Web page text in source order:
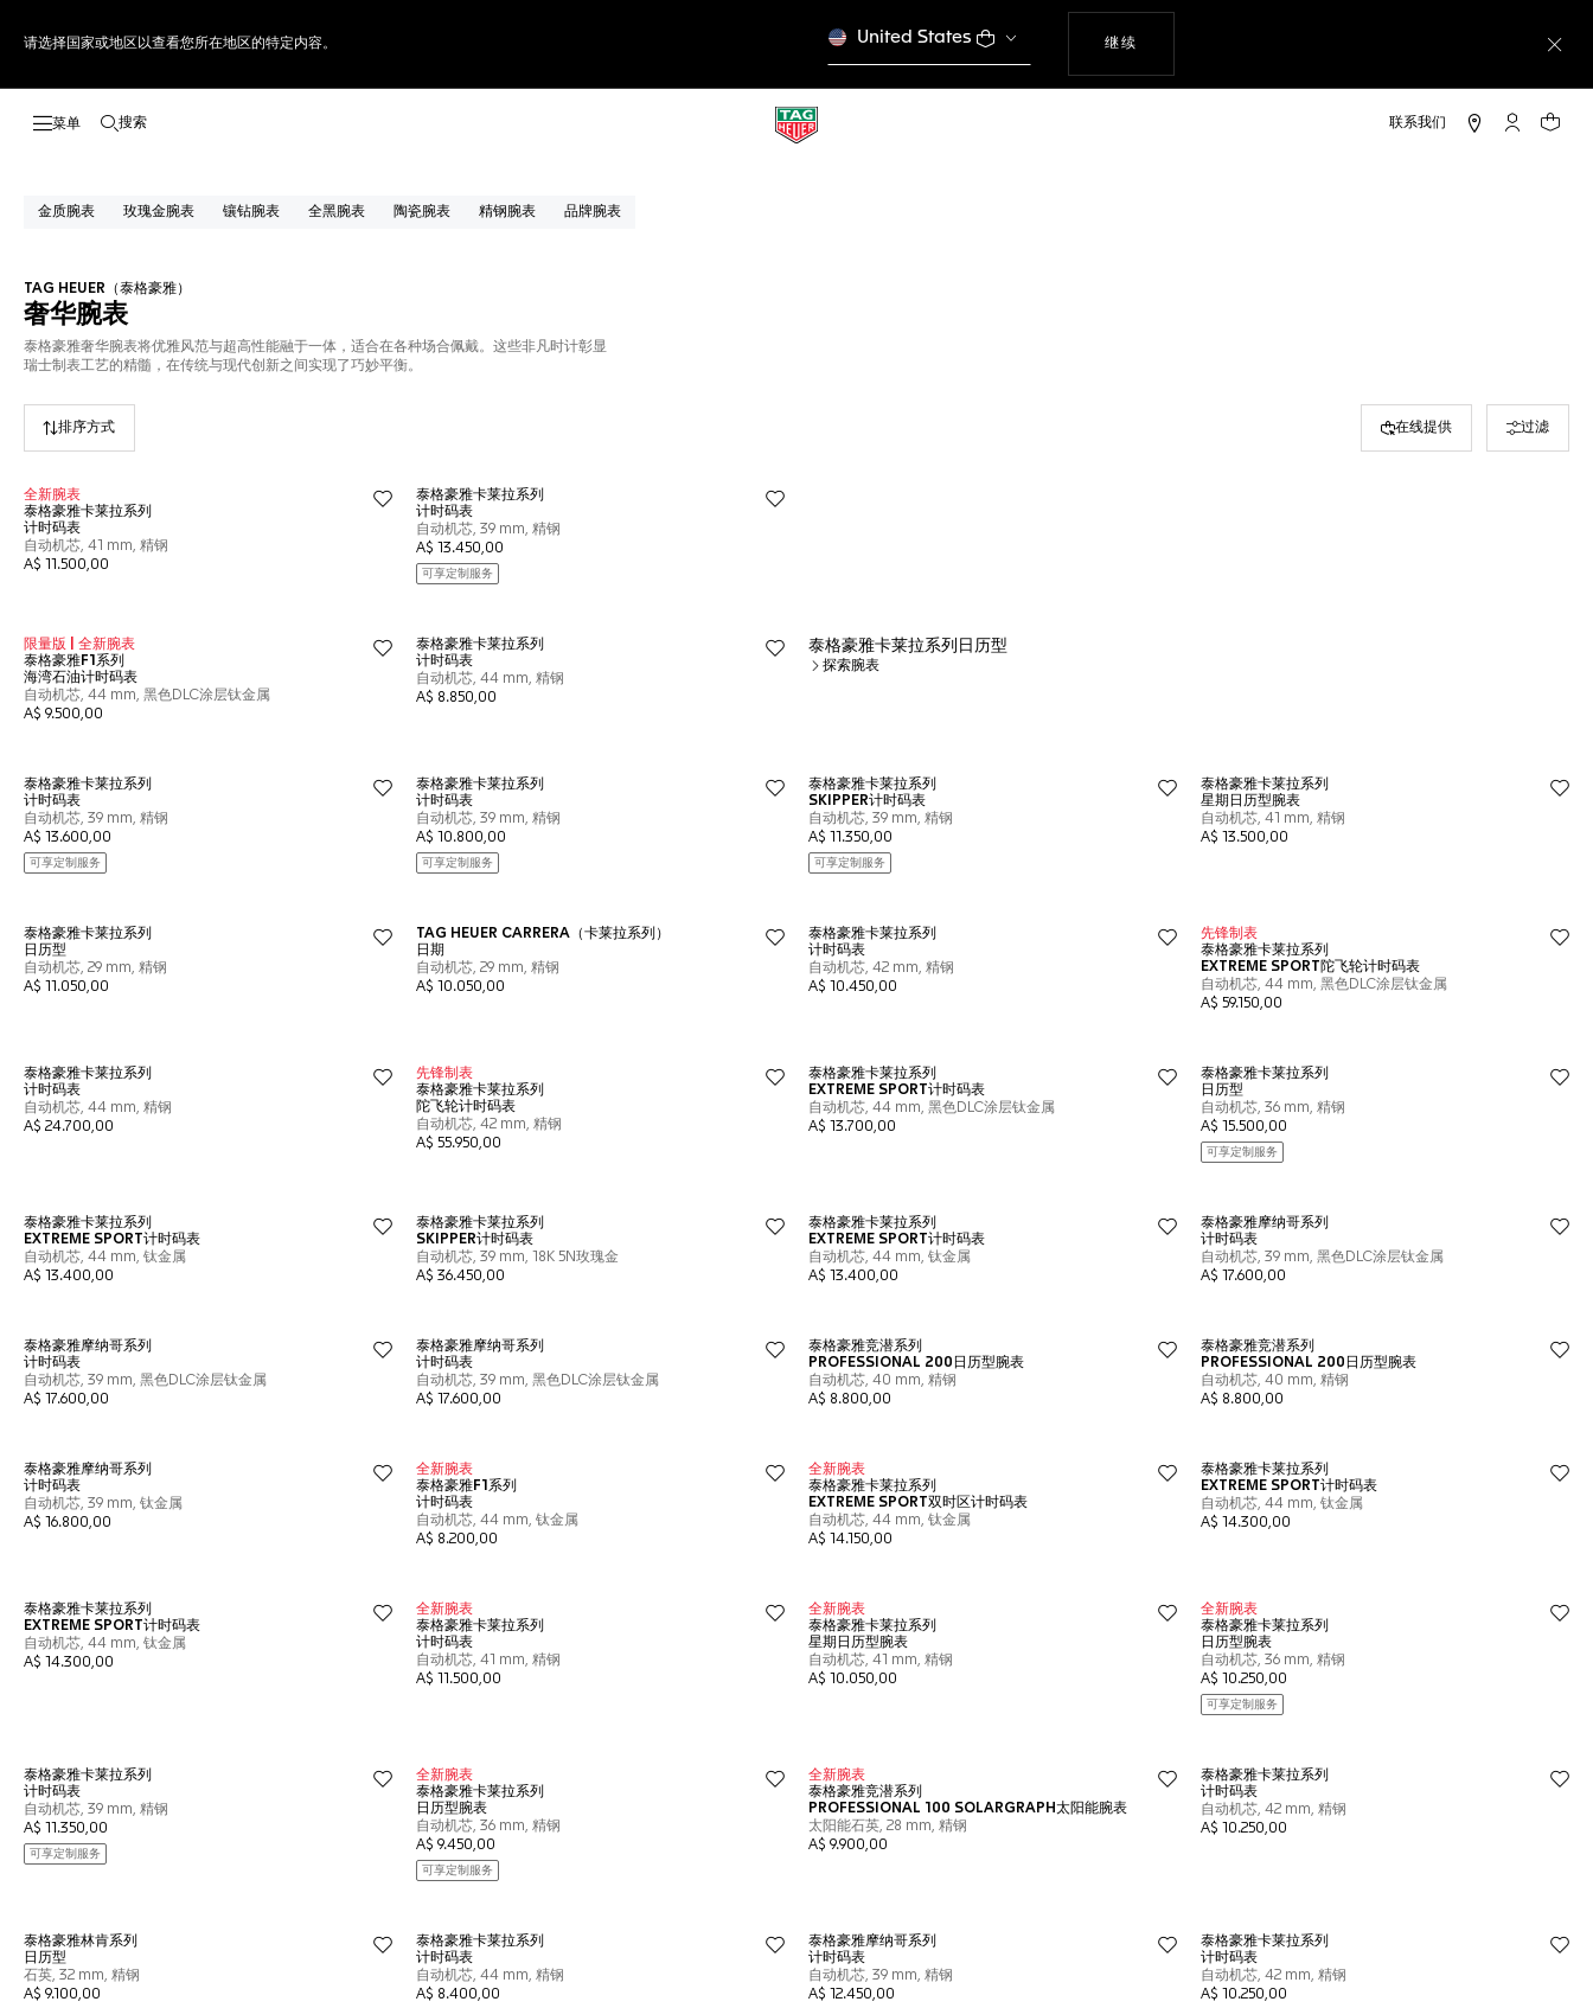
请选择国家或地区以查看您所在地区的特定内容。 United States 继续
打开搜索
搜索
My TAG您的